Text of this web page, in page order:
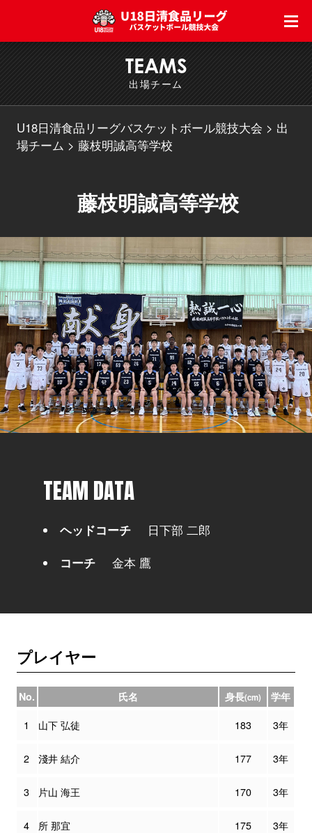
TEAMS
出場チーム
U18日清食品リーグバスケットボール競技大会
出
場チーム
藤枝明誠高等学校
藤枝明誠高等学校
TEAM DATA
ヘッドコーチ
日下部 二郎
コーチ
金本 鷹
プレイヤー
No. 氏名 身長(cm) 学年
1 山下 弘徒 183 3年
2 淺井 結介 177 3年
3 片山 海王 170 3年
4 所 那宜 175 3年